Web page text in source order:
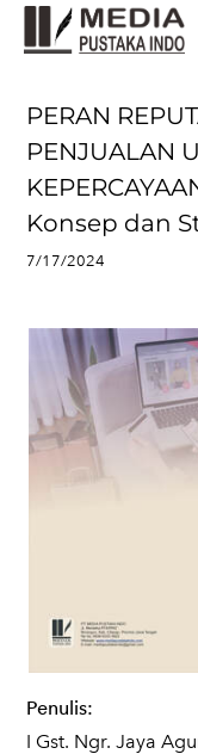
PERAN
PENJUALAN
Konsep dan
7/17/2024
Penulis:
I Gst. Ngr. Jaya